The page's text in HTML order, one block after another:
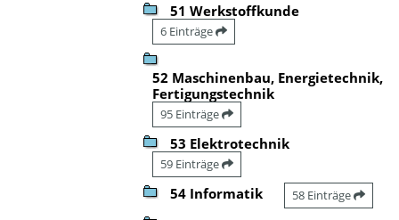
51 Werkstoffkunde
6 Einträge
52 Maschinenbau, Energietechnik,
Fertigungstechnik
95 Einträge
53 Elektrotechnik
59 Einträge
54 Informatik 58 Einträge